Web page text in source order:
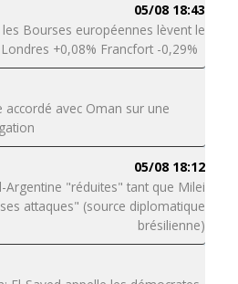
05/08 18:43
Bourses européennes lèvent le
+0,08% Francfort -0,29%
avec Oman sur une
05/08 18:12
Argentine "réduites" tant que Milei
attaques" (source diplomatique
brésilienne)